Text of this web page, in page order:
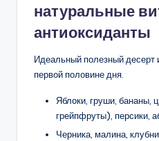
натуральные
антиоксиданты
Идеальный полезный десерт
первой половине дня.
Яблоки, груши, бананы,
грейпфруты), персики,
Черника, малина,